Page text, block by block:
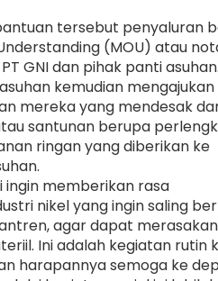
tersebut penyaluran
(MOU) atau
GNI dan pihak panti asuhan.
kemudian mengajukan
mereka yang mendesak
santunan berupa
ringan yang diberikan ke
ingin memberikan rasa
nikel yang ingin saling
agar dapat
Ini adalah kegiatan rutin
harapannya semoga ke